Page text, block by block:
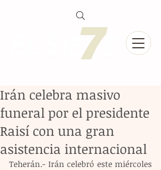
Irán celebra masivo
funeral por el presidente
Raisí con una gran
asistencia internacional
Teherán.- Irán celebró este miércoles